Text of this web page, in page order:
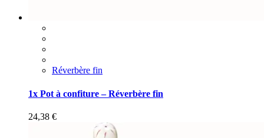
Réverbère fin
1x Pot à confiture – Réverbère fin
24,38 €